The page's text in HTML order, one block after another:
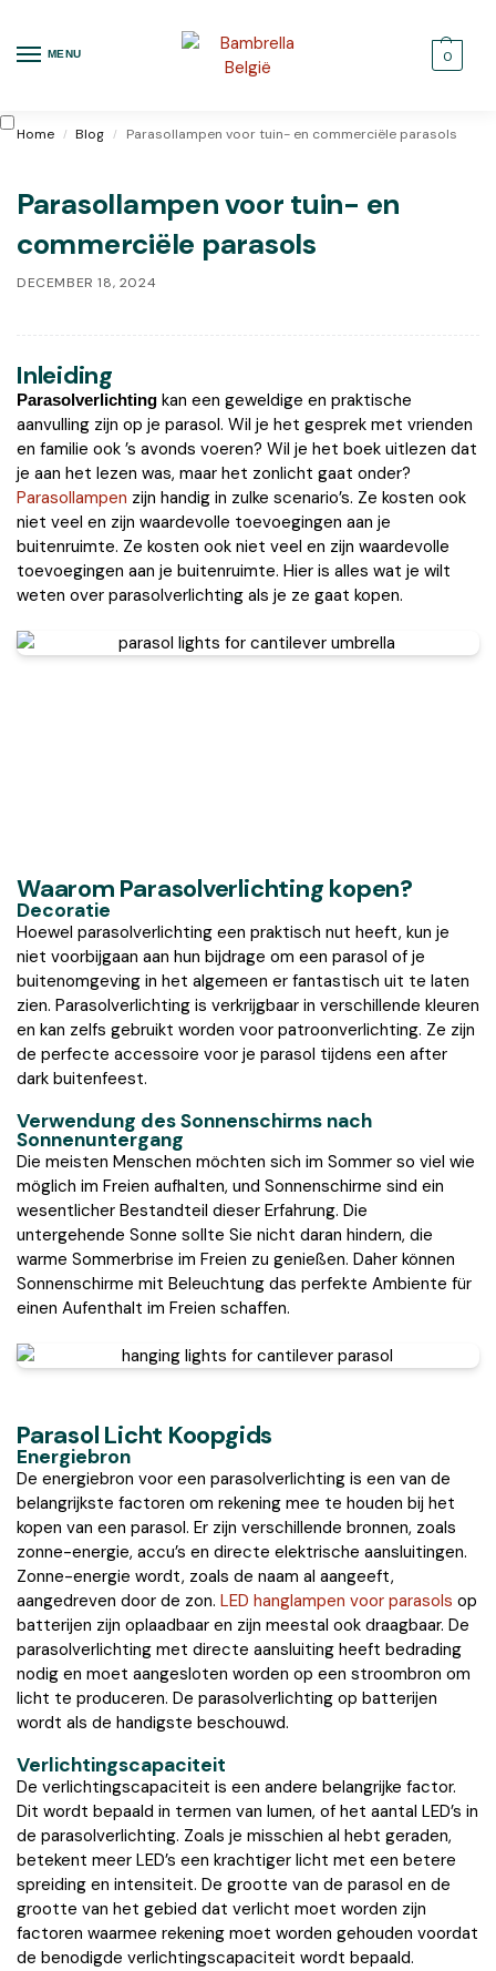
MENU 0
Home / Blog / Parasollampen voor tuin- en commerciële parasols
Parasollampen voor tuin- en
commerciële parasols
DECEMBER 18, 2024
Inleiding
Parasolverlichting kan een geweldige en praktische
aanvulling zijn op je parasol. Wil je het gesprek met vrienden
en familie ook ’s avonds voeren? Wil je het boek uitlezen dat
je aan het lezen was, maar het zonlicht gaat onder?
Parasollampen zijn handig in zulke scenario’s. Ze kosten ook
niet veel en zijn waardevolle toevoegingen aan je
buitenruimte. Ze kosten ook niet veel en zijn waardevolle
toevoegingen aan je buitenruimte. Hier is alles wat je wilt
weten over parasolverlichting als je ze gaat kopen.
Waarom Parasolverlichting kopen?
Decoratie
Hoewel parasolverlichting een praktisch nut heeft, kun je
niet voorbijgaan aan hun bijdrage om een parasol of je
buitenomgeving in het algemeen er fantastisch uit te laten
zien. Parasolverlichting is verkrijgbaar in verschillende kleuren
en kan zelfs gebruikt worden voor patroonverlichting. Ze zijn
de perfecte accessoire voor je parasol tijdens een after
dark buitenfeest.
Verwendung des Sonnenschirms nach
Sonnenuntergang
Die meisten Menschen möchten sich im Sommer so viel wie
möglich im Freien aufhalten, und Sonnenschirme sind ein
wesentlicher Bestandteil dieser Erfahrung. Die
untergehende Sonne sollte Sie nicht daran hindern, die
warme Sommerbrise im Freien zu genießen. Daher können
Sonnenschirme mit Beleuchtung das perfekte Ambiente für
einen Aufenthalt im Freien schaffen.
Parasol Licht Koopgids
Energiebron
De energiebron voor een parasolverlichting is een van de
belangrijkste factoren om rekening mee te houden bij het
kopen van een parasol. Er zijn verschillende bronnen, zoals
zonne-energie, accu’s en directe elektrische aansluitingen.
Zonne-energie wordt, zoals de naam al aangeeft,
aangedreven door de zon. LED hanglampen voor parasols op
batterijen zijn oplaadbaar en zijn meestal ook draagbaar. De
parasolverlichting met directe aansluiting heeft bedrading
nodig en moet aangesloten worden op een stroombron om
licht te produceren. De parasolverlichting op batterijen
wordt als de handigste beschouwd.
Verlichtingscapaciteit
De verlichtingscapaciteit is een andere belangrijke factor.
Dit wordt bepaald in termen van lumen, of het aantal LED’s in
de parasolverlichting. Zoals je misschien al hebt geraden,
betekent meer LED’s een krachtiger licht met een betere
spreiding en intensiteit. De grootte van de parasol en de
grootte van het gebied dat verlicht moet worden zijn
factoren waarmee rekening moet worden gehouden voordat
de benodigde verlichtingscapaciteit wordt bepaald.